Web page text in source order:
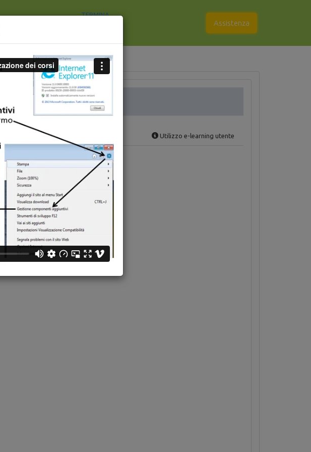
Assistenza
TERMINA
Utilizzo e-learning utente